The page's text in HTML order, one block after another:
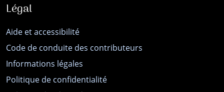
Légal
Aide et accessibilité
Code de conduite des contributeurs
Informations légales
Politique de confidentialité